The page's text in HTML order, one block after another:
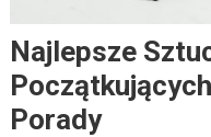
Najlepsze
Porady